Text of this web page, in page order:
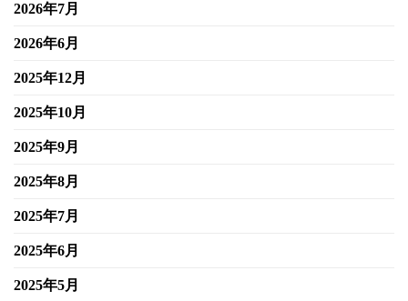
2026年7月
2026年6月
2025年12月
2025年10月
2025年9月
2025年8月
2025年7月
2025年6月
2025年5月